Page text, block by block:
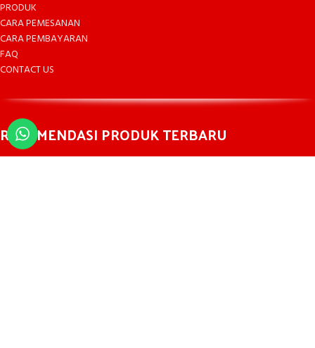
PRODUK
CARA PEMESANAN
CARA PEMBAYARAN
FAQ
CONTACT US
REKOMENDASI PRODUK TERBARU